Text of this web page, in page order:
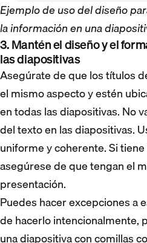
Ejemplo de uso del diseño
la información en una
3. Mantén el diseño y el
las diapositivas
Asegúrate de que los títulos
el mismo aspecto y estén
en todas las diapositivas. No
del texto en las diapositivas.
uniforme y coherente. Si
asegúrese de que tengan el
presentación.
Puedes hacer excepciones a
de hacerlo intencionalmente,
una diapositiva con comillas